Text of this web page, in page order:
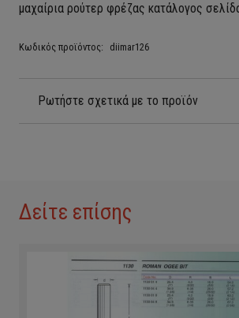
μαχαίρια ρούτερ φρέζας κατάλογος
Κωδικός προϊόντος: diimar126
Ρωτήστε σχετικά με το προϊόν
Δείτε επίσης